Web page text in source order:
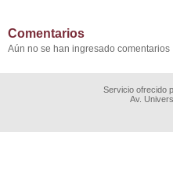
Comentarios
Aún no se han ingresado comentarios
Servicio ofrecido
Av.